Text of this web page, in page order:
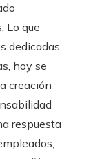
Lo que
dedicadas
hoy se
creación
respuesta